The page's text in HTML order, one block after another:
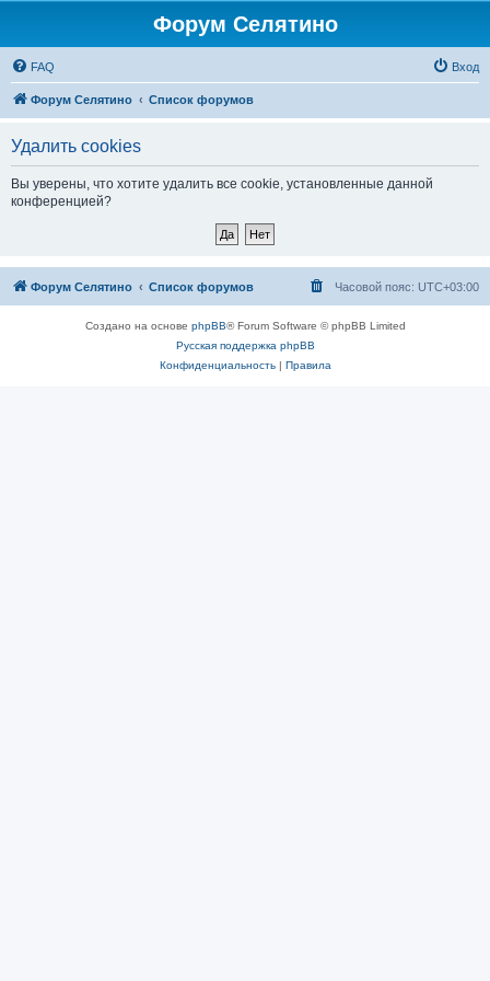
Форум Селятино
FAQ Вход
Форум Селятино Список форумов
Удалить cookies
Вы уверены, что хотите удалить все cookie, установленные данной
конференцией?
Форум Селятино Список форумов Часовой пояс: UTC+03:00
Создано на основе phpBB® Forum Software © phpBB Limited
Русская поддержка phpBB
Конфиденциальность| Правила